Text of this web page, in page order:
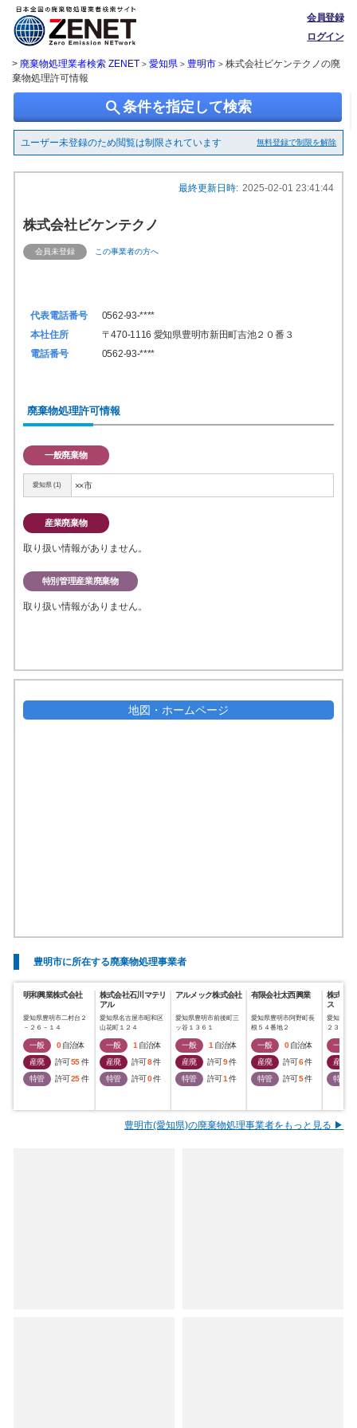
会員登録
ログイン
> 廃棄物処理業者検索 ZENET > 愛知県 > 豊明市> 株式会社ビケンテクノの廃
棄物処理許可情報
search条件を指定して検索
ユーザー未登録のため閲覧は制限されています 無料登録で制限を解除
最終更新日時: 2025-02-01 23:41:44
株式会社ビケンテクノ
会員未登録 この事業者の方へ
代表電話番号
0562-93-****
本社住所
〒470-1116 愛知県豊明市新田町吉池２０番３
電話番号
0562-93-****
廃棄物処理許可情報
一般廃棄物
愛知県 (1) ××市
産業廃棄物
取り扱い情報がありません。
特別管理産業廃棄物
取り扱い情報がありません。
地図・ホームページ
豊明市に所在する廃棄物処理事業者
明和興業株式会社
愛知県豊明市二村台２
－２６－１４
一般 0 自治体
産廃
許可55 件
特管
許可25 件
株式会社石川マテリ
アル
愛知県名古屋市昭和区
山花町１２４
一般 1 自治体
産廃
許可8件
特管
許可0件
アルメック株式会社
愛知県豊明市前後町三
ッ谷１３６１
一般 1 自治体
産廃
許可9件
特管
許可1 件
有限会社太西興業
愛知県豊明市阿野町長
根５４番地２
一般 0 自治体
産廃
許可6件
特管
許可5件
株式会
ス
愛知県豊
２３番地
一般
産廃
特管
豊明市(愛知県)の廃棄物処理事業者をもっと見る ▶